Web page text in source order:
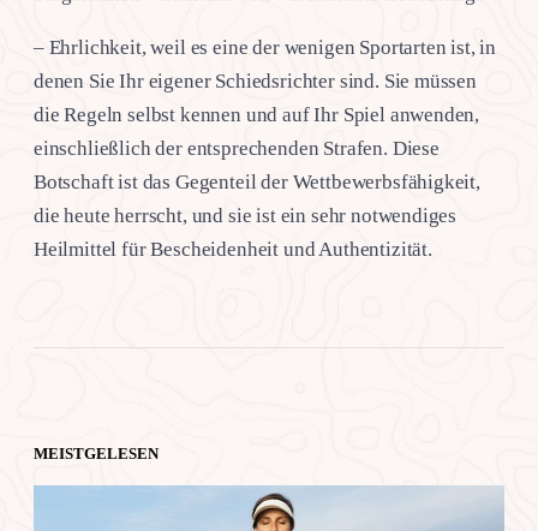
– Ehrlichkeit, weil es eine der wenigen Sportarten ist, in
denen Sie Ihr eigener Schiedsrichter sind. Sie müssen
die Regeln selbst kennen und auf Ihr Spiel anwenden,
einschließlich der entsprechenden Strafen. Diese
Botschaft ist das Gegenteil der Wettbewerbsfähigkeit,
die heute herrscht, und sie ist ein sehr notwendiges
Heilmittel für Bescheidenheit und Authentizität.
MEISTGELESEN